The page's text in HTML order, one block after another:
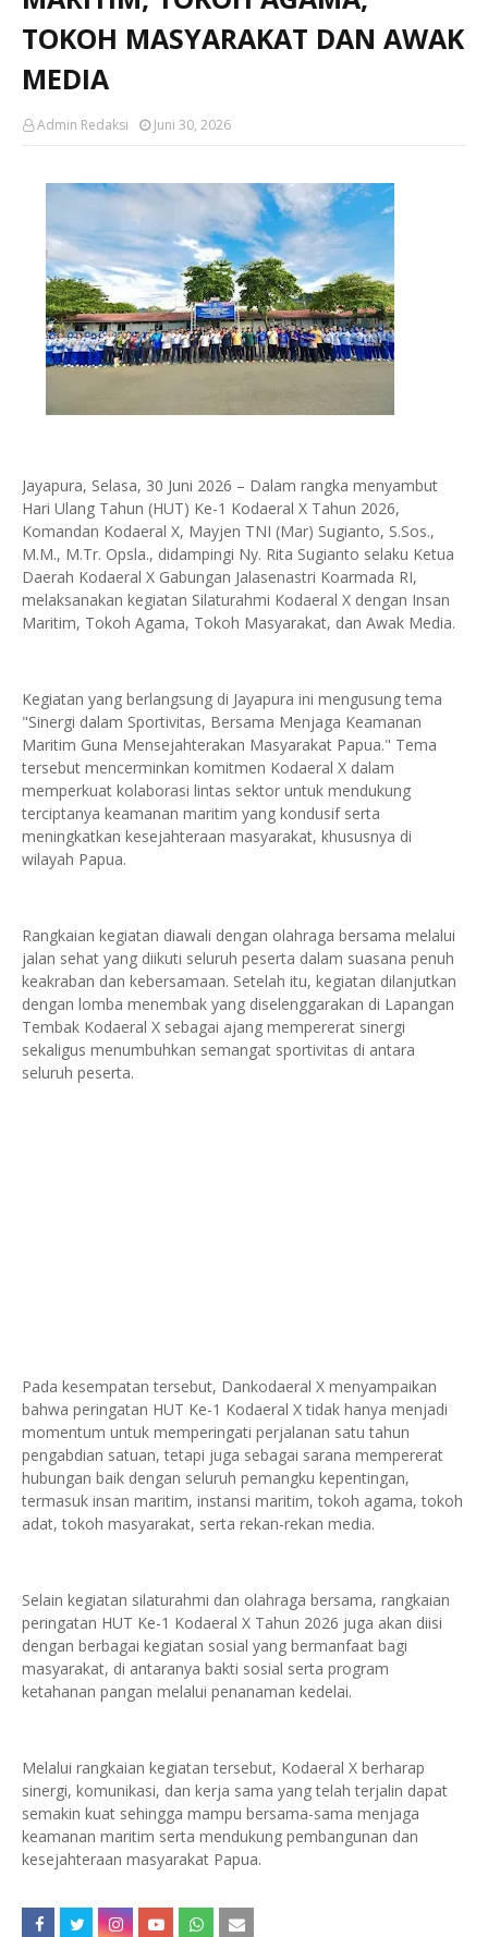
TOKOH MASYARAKAT DAN AWAK
MEDIA
Admin Redaksi Juni 30, 2026
Jayapura, Selasa, 30 Juni 2026 – Dalam rangka menyambut
Hari Ulang Tahun (HUT) Ke-1 Kodaeral X Tahun 2026,
Komandan Kodaeral X, Mayjen TNI (Mar) Sugianto, S.Sos.,
M.M., M.Tr. Opsla., didampingi Ny. Rita Sugianto selaku Ketua
Daerah Kodaeral X Gabungan Jalasenastri Koarmada RI,
melaksanakan kegiatan Silaturahmi Kodaeral X dengan Insan
Maritim, Tokoh Agama, Tokoh Masyarakat, dan Awak Media.
Kegiatan yang berlangsung di Jayapura ini mengusung tema
"Sinergi dalam Sportivitas, Bersama Menjaga Keamanan
Maritim Guna Mensejahterakan Masyarakat Papua." Tema
tersebut mencerminkan komitmen Kodaeral X dalam
memperkuat kolaborasi lintas sektor untuk mendukung
terciptanya keamanan maritim yang kondusif serta
meningkatkan kesejahteraan masyarakat, khususnya di
wilayah Papua.
Rangkaian kegiatan diawali dengan olahraga bersama melalui
jalan sehat yang diikuti seluruh peserta dalam suasana penuh
keakraban dan kebersamaan. Setelah itu, kegiatan dilanjutkan
dengan lomba menembak yang diselenggarakan di Lapangan
Tembak Kodaeral X sebagai ajang mempererat sinergi
sekaligus menumbuhkan semangat sportivitas di antara
seluruh peserta.
Pada kesempatan tersebut, Dankodaeral X menyampaikan
bahwa peringatan HUT Ke-1 Kodaeral X tidak hanya menjadi
momentum untuk memperingati perjalanan satu tahun
pengabdian satuan, tetapi juga sebagai sarana mempererat
hubungan baik dengan seluruh pemangku kepentingan,
termasuk insan maritim, instansi maritim, tokoh agama, tokoh
adat, tokoh masyarakat, serta rekan-rekan media.
Selain kegiatan silaturahmi dan olahraga bersama, rangkaian
peringatan HUT Ke-1 Kodaeral X Tahun 2026 juga akan diisi
dengan berbagai kegiatan sosial yang bermanfaat bagi
masyarakat, di antaranya bakti sosial serta program
ketahanan pangan melalui penanaman kedelai.
Melalui rangkaian kegiatan tersebut, Kodaeral X berharap
sinergi, komunikasi, dan kerja sama yang telah terjalin dapat
semakin kuat sehingga mampu bersama-sama menjaga
keamanan maritim serta mendukung pembangunan dan
kesejahteraan masyarakat Papua.